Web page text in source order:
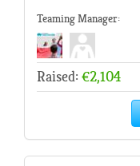
Teaming Manager:
Raised: €2,104